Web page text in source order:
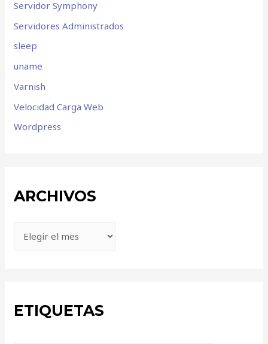
Servidor Symphony
Servidores Administrados
sleep
uname
Varnish
Velocidad Carga Web
Wordpress
ARCHIVOS
ETIQUETAS